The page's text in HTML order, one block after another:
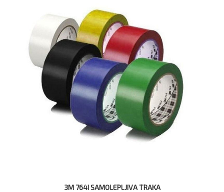
3M 764I SAMOLEPLJIVA TRAKA